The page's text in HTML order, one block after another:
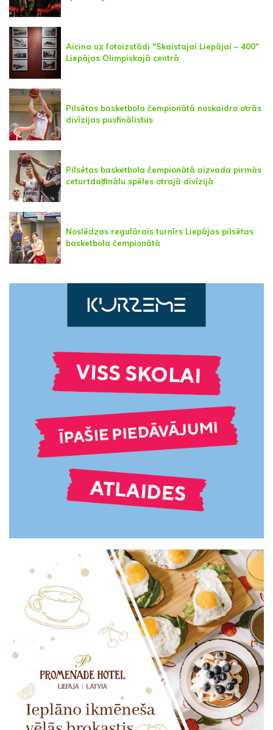
Aicina uz fotoizstādi "Skaistajai Liepājai – 400"
Liepājas Olimpiskajā centrā
Pilsētas basketbola čempionātā noskaidro otrās
divīzijas pusfinālistus
Pilsētas basketbola čempionātā aizvada pirmās
ceturtdaļfinālu spēles otrajā divīzijā
Noslēdzas regulārais turnīrs Liepājas pilsētas
basketbola čempionātā